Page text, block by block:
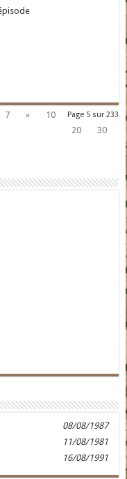
Page 5 sur 233
7 »
10
20
30
08/08/1987
11/08/1981
16/08/1991